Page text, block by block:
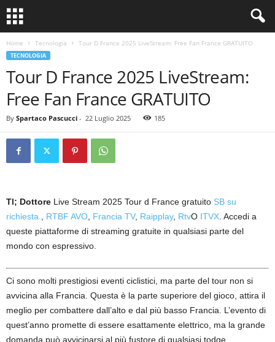
Home Tecnologia Tour D France 2025 LiveStream: Free Fan France GRATUITO
TECNOLOGIA
Tour D France 2025 LiveStream:
Free Fan France GRATUITO
By Spartaco Pascucci - 22 Luglio 2025 185
Tl; Dottore Live Stream 2025 Tour d France gratuito SB su
richiesta.
RTBF AVO Francia TV, Raipplay, RtvO ITVX . Accedi a
queste piattaforme di streaming gratuite in qualsiasi parte del
mondo con espressivo.
Ci sono molti prestigiosi eventi ciclistici, ma parte del tour non si
avvicina alla Francia. Questa è la parte superiore del gioco, attira il
meglio per combattere dall’alto e dal più basso Francia. L’evento di
quest’anno promette di essere esattamente elettrico, ma la grande
domanda può avvicinarsi al più fustore di qualsiasi todge.